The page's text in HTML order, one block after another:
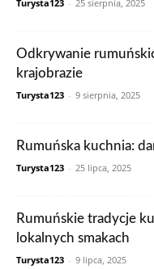
Turysta123 - 25 sierpnia, 2025
Odkrywanie
krajobrazie
Turysta123 - 9 sierpnia, 2025
Rumuńska kuchnia:
Turysta123 - 25 lipca, 2025
Rumuńskie tradycje
lokalnych smakach
Turysta123 - 9 lipca, 2025